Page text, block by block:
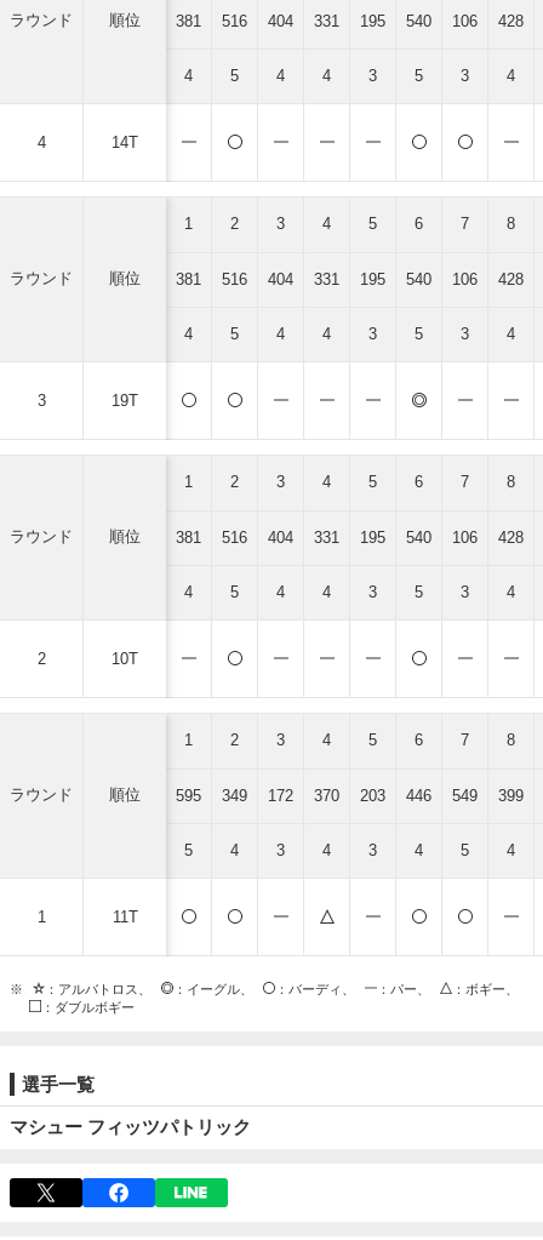
ラウンド 順位
4 14T
381 516 404 331 195 540 106 428
4 5 4 4 3 5 3 4
ラウンド 順位
3 19T
1 2 3 4 5 6 7 8
381 516 404 331 195 540 106 428
4 5 4 4 3 5 3 4
ラウンド 順位
2 10T
1 2 3 4 5 6 7 8
381 516 404 331 195 540 106 428
4 5 4 4 3 5 3 4
ラウンド 順位
1 11T
1 2 3 4 5 6 7 8
595 349 172 370 203 446 549 399
5 4 3 4 3 4 5 4
※ ：アルバトロス、 ：イーグル、 ：バーディ、 ：パー、
：ボギー、
：ダブルボギー
選手一覧
マシュー フィッツパトリック